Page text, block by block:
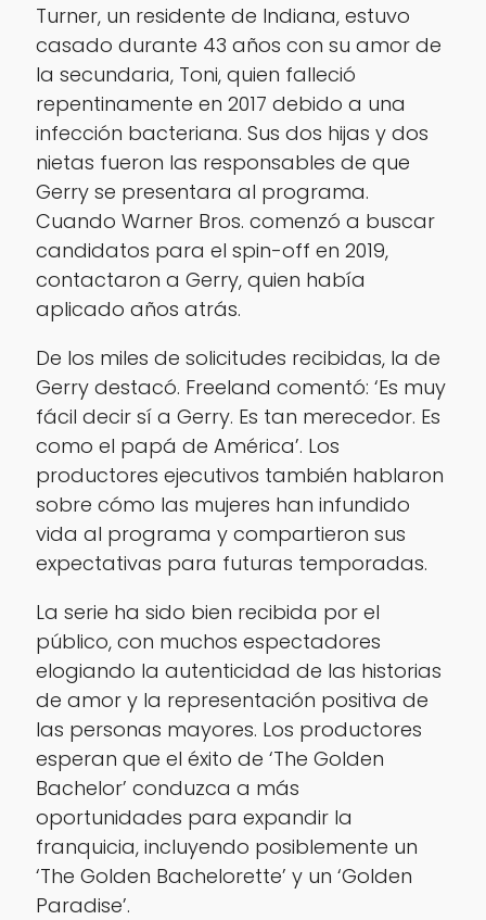
Turner, un residente de Indiana, estuvo
casado durante 43 años con su amor de
la secundaria, Toni, quien falleció
repentinamente en 2017 debido a una
infección bacteriana. Sus dos hijas y dos
nietas fueron las responsables de que
Gerry se presentara al programa.
Cuando Warner Bros. comenzó a buscar
candidatos para el spin-off en 2019,
contactaron a Gerry, quien había
aplicado años atrás.
De los miles de solicitudes recibidas, la de
Gerry destacó. Freeland comentó: ‘Es muy
fácil decir sí a Gerry. Es tan merecedor. Es
como el papá de América’. Los
productores ejecutivos también hablaron
sobre cómo las mujeres han infundido
vida al programa y compartieron sus
expectativas para futuras temporadas.
La serie ha sido bien recibida por el
público, con muchos espectadores
elogiando la autenticidad de las historias
de amor y la representación positiva de
las personas mayores. Los productores
esperan que el éxito de ‘The Golden
Bachelor’ conduzca a más
oportunidades para expandir la
franquicia, incluyendo posiblemente un
‘The Golden Bachelorette’ y un ‘Golden
Paradise’.